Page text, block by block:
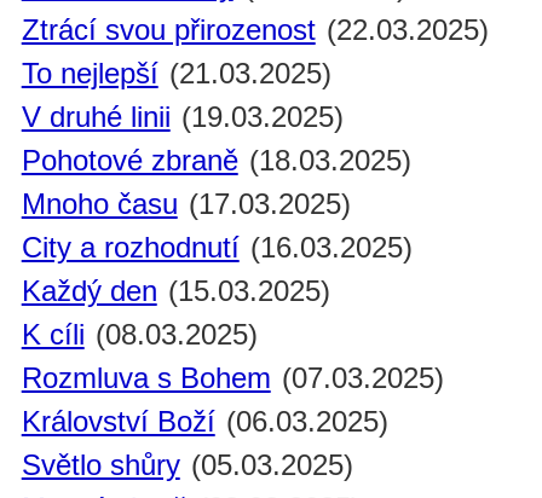
Ztrácí svou přirozenost (22.03.2025)
To nejlepší (21.03.2025)
V druhé linii (19.03.2025)
Pohotové zbraně (18.03.2025)
Mnoho času (17.03.2025)
City a rozhodnutí (16.03.2025)
Každý den (15.03.2025)
K cíli (08.03.2025)
Rozmluva s Bohem (07.03.2025)
Království Boží (06.03.2025)
Světlo shůry (05.03.2025)